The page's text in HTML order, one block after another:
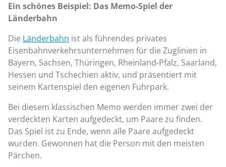
Ein schönes Beispiel: Das Memo-Spiel der
Länderbahn
Die Länderbahn ist als führendes privates
Eisenbahnverkehrsunternehmen für die Zuglinien in
Bayern, Sachsen, Thüringen, Rheinland-Pfalz, Saarland,
Hessen und Tschechien aktiv, und präsentiert mit
seinem Kartenspiel den eigenen Fuhrpark.
Bei diesem klassischen Memo werden immer zwei der
verdeckten Karten aufgedeckt, um Paare zu finden.
Das Spiel ist zu Ende, wenn alle Paare aufgedeckt
wurden. Gewonnen hat die Person mit den meisten
Pärchen.